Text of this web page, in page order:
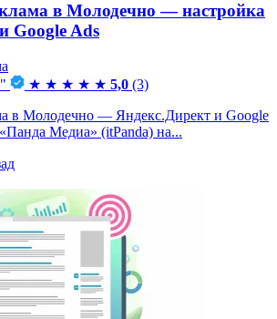
в Молодечно — настройка
Google Ads
★ ★ ★ ★ ★ 5,0 (3)
в Молодечно — Яндекс.Директ и Google
Медиа» (itPanda) на...